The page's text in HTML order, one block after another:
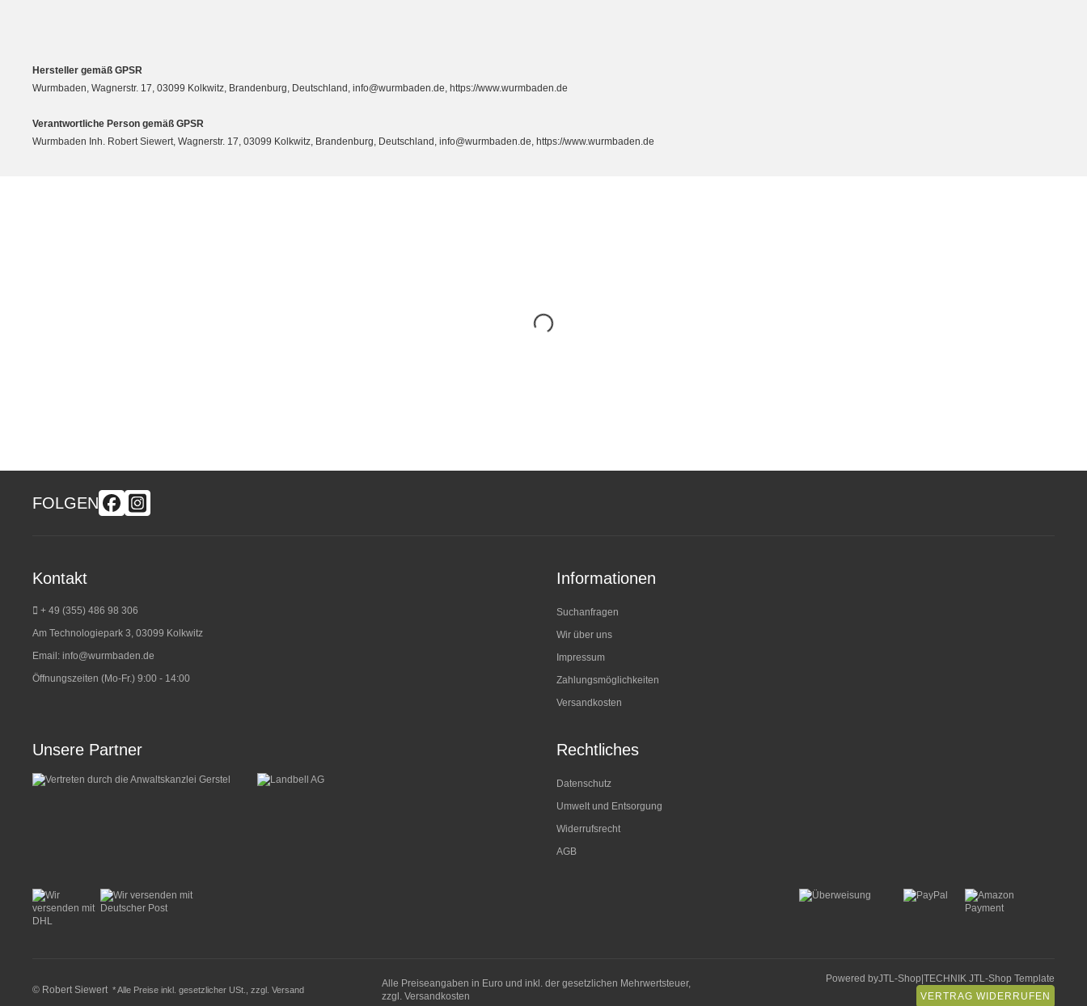
Hersteller gemäß GPSR
Wurmbaden, Wagnerstr. 17, 03099 Kolkwitz, Brandenburg, Deutschland, info@wurmbaden.de, https://www.wurmbaden.de
Verantwortliche Person gemäß GPSR
Wurmbaden Inh. Robert Siewert, Wagnerstr. 17, 03099 Kolkwitz, Brandenburg, Deutschland, info@wurmbaden.de, https://www.wurmbaden.de
FOLGEN
Kontakt
+ 49 (355) 486 98 306
Am Technologiepark 3, 03099 Kolkwitz
Email: info@wurmbaden.de
Öffnungszeiten (Mo-Fr.) 9:00 - 14:00
Informationen
Suchanfragen
Wir über uns
Impressum
Zahlungsmöglichkeiten
Versandkosten
Unsere Partner Rechtliches
Datenschutz
Umwelt und Entsorgung
Widerrufsrecht
AGB
© Robert Siewert * Alle Preise inkl. gesetzlicher USt., zzgl. Versand
Alle Preiseangaben in Euro und inkl. der gesetzlichen Mehrwertsteuer,
zzgl. Versandkosten
Powered byJTL-Shop TECHNIK JTL-Shop Template
VERTRAG WIDERRUFEN